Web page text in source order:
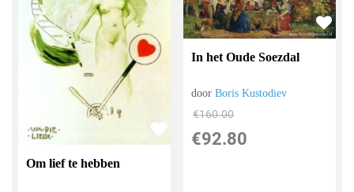
Om lief te hebben
In het Oude Soezdal
doorBoris Kustodiev
€160.00
€92.80